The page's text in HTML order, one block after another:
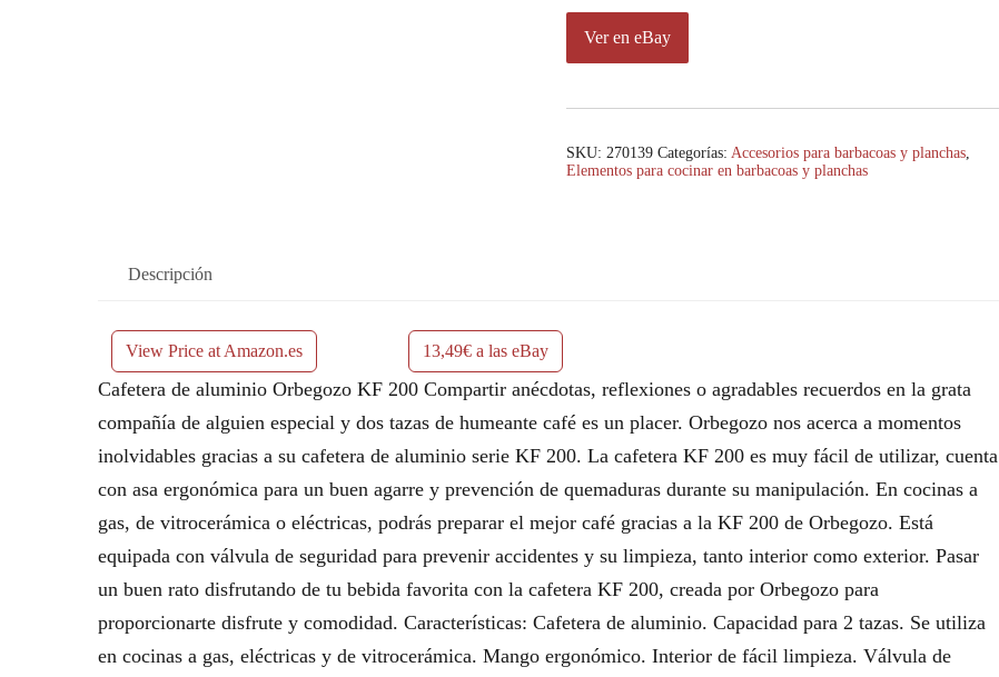
Ver en eBay
SKU: 270139 Categorías: Accesorios para barbacoas y planchas,
Elementos para cocinar en barbacoas y planchas
Descripción
View Price at Amazon.es 13,49€ a las eBay
Cafetera de aluminio Orbegozo KF 200 Compartir anécdotas, reflexiones o agradables recuerdos en la grata
compañía de alguien especial y dos tazas de humeante café es un placer. Orbegozo nos acerca a momentos
inolvidables gracias a su cafetera de aluminio serie KF 200. La cafetera KF 200 es muy fácil de utilizar, cuenta
con asa ergonómica para un buen agarre y prevención de quemaduras durante su manipulación. En cocinas a
gas, de vitrocerámica o eléctricas, podrás preparar el mejor café gracias a la KF 200 de Orbegozo. Está
equipada con válvula de seguridad para prevenir accidentes y su limpieza, tanto interior como exterior. Pasar
un buen rato disfrutando de tu bebida favorita con la cafetera KF 200, creada por Orbegozo para
proporcionarte disfrute y comodidad. Características: Cafetera de aluminio. Capacidad para 2 tazas. Se utiliza
en cocinas a gas, eléctricas y de vitrocerámica. Mango ergonómico. Interior de fácil limpieza. Válvula de